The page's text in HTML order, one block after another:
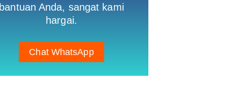
bantuan Anda, sangat kami
hargai.
Chat WhatsApp